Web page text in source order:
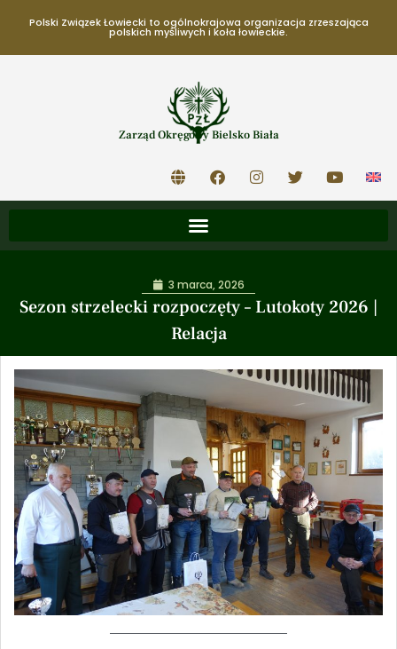
Polski Związek Łowiecki to ogólnokrajowa organizacja zrzeszająca
polskich myśliwych i koła łowieckie.
Zarząd Okręgowy Bielsko Biała
Sezon strzelecki rozpoczęty – Lutokoty 2026 |
Relacja
3 marca, 2026